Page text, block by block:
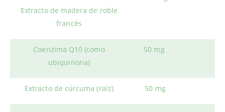
Extracto de madera de roble
francés
Coenzima Q10 (como
ubiquinona)
50 mg
Extracto de cúrcuma (raíz) 50 mg